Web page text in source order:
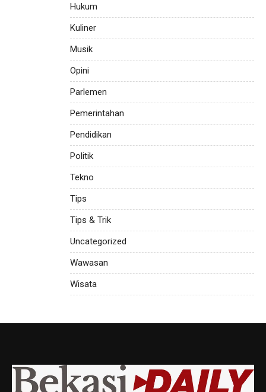
Hukum
Kuliner
Musik
Opini
Parlemen
Pemerintahan
Pendidikan
Politik
Tekno
Tips
Tips & Trik
Uncategorized
Wawasan
Wisata